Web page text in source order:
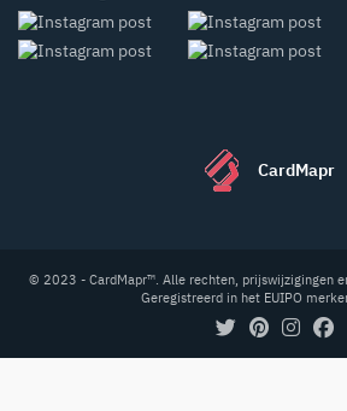
CardMapr
© 2023 - CardMapr™. Alle rechten, prijswijzigingen
Geregistreerd in het EUIPO